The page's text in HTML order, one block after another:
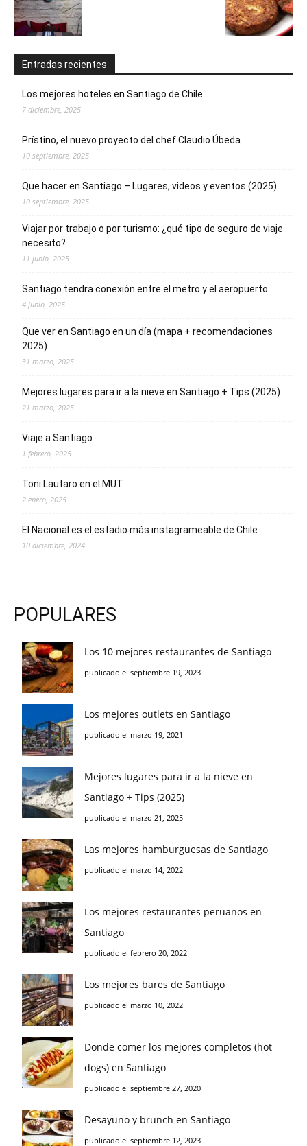
Entradas recientes
Los mejores hoteles en Santiago de Chile
7 diciembre, 2025
Prístino, el nuevo proyecto del chef Claudio Úbeda
10 septiembre, 2025
Que hacer en Santiago – Lugares, videos y eventos (2025)
10 septiembre, 2025
Viajar por trabajo o por turismo: ¿qué tipo de seguro de viaje
necesito?
11 junio, 2025
Santiago tendra conexión entre el metro y el aeropuerto
4 junio, 2025
Que ver en Santiago en un día (mapa + recomendaciones
2025)
31 marzo, 2025
Mejores lugares para ir a la nieve en Santiago + Tips (2025)
21 marzo, 2025
Viaje a Santiago
1 febrero, 2025
Toni Lautaro en el MUT
2 enero, 2025
El Nacional es el estadio más instagrameable de Chile
10 diciembre, 2024
POPULARES
Los 10 mejores restaurantes de Santiago
publicado el septiembre 19, 2023
Los mejores outlets en Santiago
publicado el marzo 19, 2021
Mejores lugares para ir a la nieve en
Santiago + Tips (2025)
publicado el marzo 21, 2025
Las mejores hamburguesas de Santiago
publicado el marzo 14, 2022
Los mejores restaurantes peruanos en
Santiago
publicado el febrero 20, 2022
Los mejores bares de Santiago
publicado el marzo 10, 2022
Donde comer los mejores completos (hot
dogs) en Santiago
publicado el septiembre 27, 2020
Desayuno y brunch en Santiago
publicado el septiembre 12, 2023